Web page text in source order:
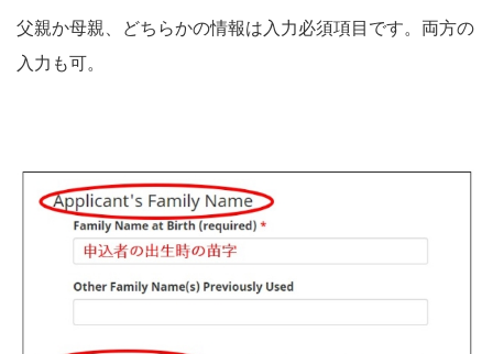
父親か母親、どちらかの情報は入力必須項目です。両方の
入力も可。